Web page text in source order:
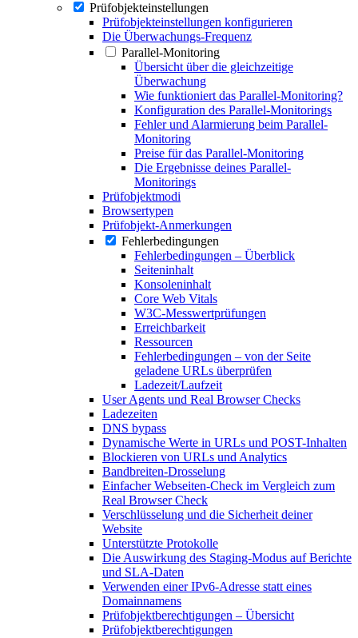
Prüfobjekteinstellungen
Prüfobjekteinstellungen konfigurieren
Die Überwachungs-Frequenz
Parallel-Monitoring
Übersicht über die gleichzeitige
Überwachung
Wie funktioniert das Parallel-Monitoring?
Konfiguration des Parallel-Monitorings
Fehler und Alarmierung beim Parallel-
Monitoring
Preise für das Parallel-Monitoring
Die Ergebnisse deines Parallel-
Monitorings
Prüfobjektmodi
Browsertypen
Prüfobjekt-Anmerkungen
Fehlerbedingungen
Fehlerbedingungen – Überblick
Seiteninhalt
Konsoleninhalt
Core Web Vitals
W3C-Messwertprüfungen
Erreichbarkeit
Ressourcen
Fehlerbedingungen – von der Seite
geladene URLs überprüfen
Ladezeit/Laufzeit
User Agents und Real Browser Checks
Ladezeiten
DNS bypass
Dynamische Werte in URLs und POST-Inhalten
Blockieren von URLs und Analytics
Bandbreiten-Drosselung
Einfacher Webseiten-Check im Vergleich zum
Real Browser Check
Verschlüsselung und die Sicherheit deiner
Website
Unterstützte Protokolle
Die Auswirkung des Staging-Modus auf Berichte
und SLA-Daten
Verwenden einer IPv6-Adresse statt eines
Domainnamens
Prüfobjektberechtigungen – Übersicht
Prüfobjektberechtigungen